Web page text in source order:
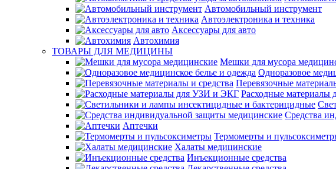
Автомобильный инструмент
Автоэлектроника и техника
Аксессуары для авто
Автохимия
ТОВАРЫ ДЛЯ МЕДИЦИНЫ
Мешки для мусора
Одноразовое
Перевязочные
Расходные
Средства
Аптечки
Термомерты и
Халаты медицинские
Инъекционные средства